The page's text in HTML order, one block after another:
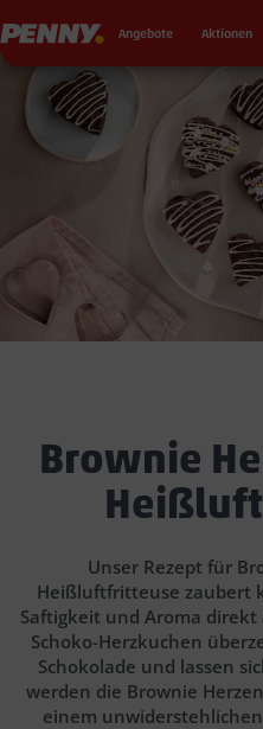
Penny Angebote Aktionen
Brownie
Unser Rezept für
Heißluftfritteuse zaubert
Saftigkeit und Aroma
Schoko-Herzkuchen
Schokolade und lassen
werden die Brownie
einem